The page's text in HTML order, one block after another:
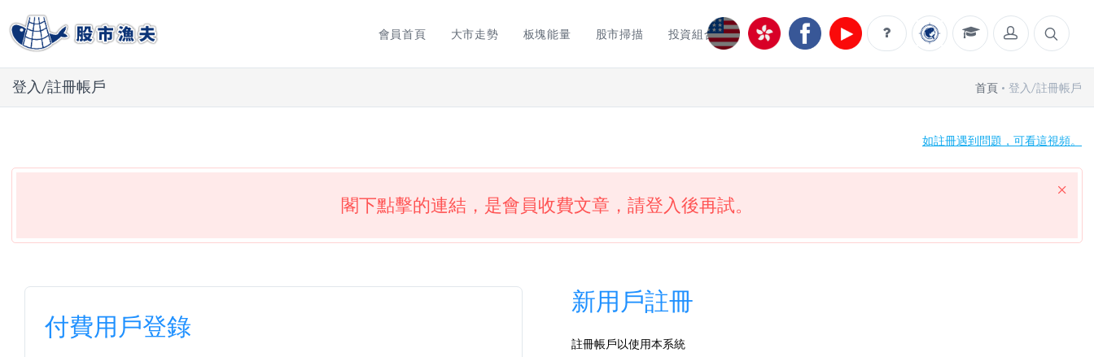
會員首頁 大市走勢 板塊能量 股市掃描 投資組合
登入/註冊帳戶 首頁 登入/註冊帳戶
如註冊遇到問題，可看這視頻。
閣下點擊的連結，是會員收費文章，請登入後再試。
付費用戶登錄
新用戶註冊
註冊帳戶以使用本系統